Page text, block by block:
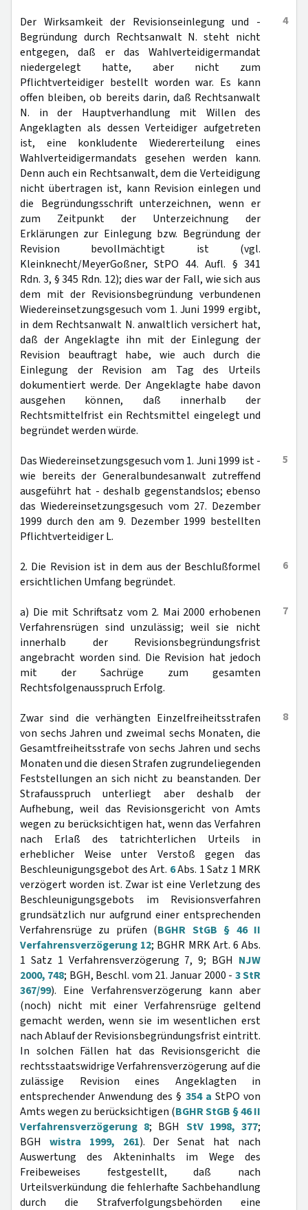
4
Der Wirksamkeit der Revisionseinlegung und -
Begründung durch Rechtsanwalt N. steht nicht
entgegen, daß er das Wahlverteidigermandat
niedergelegt hatte, aber nicht zum
Pflichtverteidiger bestellt worden war. Es kann
offen bleiben, ob bereits darin, daß Rechtsanwalt
N. in der Hauptverhandlung mit Willen des
Angeklagten als dessen Verteidiger aufgetreten
ist, eine konkludente Wiedererteilung eines
Wahlverteidigermandats gesehen werden kann.
Denn auch ein Rechtsanwalt, dem die Verteidigung
nicht übertragen ist, kann Revision einlegen und
die Begründungsschrift unterzeichnen, wenn er
zum Zeitpunkt der Unterzeichnung der
Erklärungen zur Einlegung bzw. Begründung der
Revision bevollmächtigt ist (vgl.
Kleinknecht/MeyerGoßner, StPO 44. Aufl. § 341
Rdn. 3, § 345 Rdn. 12); dies war der Fall, wie sich aus
dem mit der Revisionsbegründung verbundenen
Wiedereinsetzungsgesuch vom 1. Juni 1999 ergibt,
in dem Rechtsanwalt N. anwaltlich versichert hat,
daß der Angeklagte ihn mit der Einlegung der
Revision beauftragt habe, wie auch durch die
Einlegung der Revision am Tag des Urteils
dokumentiert werde. Der Angeklagte habe davon
ausgehen können, daß innerhalb der
Rechtsmittelfrist ein Rechtsmittel eingelegt und
begründet werden würde.
5
Das Wiedereinsetzungsgesuch vom 1. Juni 1999 ist -
wie bereits der Generalbundesanwalt zutreffend
ausgeführt hat - deshalb gegenstandslos; ebenso
das Wiedereinsetzungsgesuch vom 27. Dezember
1999 durch den am 9. Dezember 1999 bestellten
Pflichtverteidiger L.
6
2. Die Revision ist in dem aus der Beschlußformel
ersichtlichen Umfang begründet.
7
a) Die mit Schriftsatz vom 2. Mai 2000 erhobenen
Verfahrensrügen sind unzulässig; weil sie nicht
innerhalb der Revisionsbegründungsfrist
angebracht worden sind. Die Revision hat jedoch
mit der Sachrüge zum gesamten
Rechtsfolgenausspruch Erfolg.
8
Zwar sind die verhängten Einzelfreiheitsstrafen
von sechs Jahren und zweimal sechs Monaten, die
Gesamtfreiheitsstrafe von sechs Jahren und sechs
Monaten und die diesen Strafen zugrundeliegenden
Feststellungen an sich nicht zu beanstanden. Der
Strafausspruch unterliegt aber deshalb der
Aufhebung, weil das Revisionsgericht von Amts
wegen zu berücksichtigen hat, wenn das Verfahren
nach Erlaß des tatrichterlichen Urteils in
erheblicher Weise unter Verstoß gegen das
Beschleunigungsgebot des Art. 6Abs. 1 Satz 1 MRK
verzögert worden ist. Zwar ist eine Verletzung des
Beschleunigungsgebots im Revisionsverfahren
grundsätzlich nur aufgrund einer entsprechenden
Verfahrensrüge zu prüfen (BGHR StGB § 46 II
Verfahrensverzögerung 12; BGHR MRK Art. 6 Abs.
1 Satz 1 Verfahrensverzögerung 7, 9; BGH NJW
2000, 748; BGH, Beschl. vom 21. Januar 2000 - 3 StR
367/99). Eine Verfahrensverzögerung kann aber
(noch) nicht mit einer Verfahrensrüge geltend
gemacht werden, wenn sie im wesentlichen erst
nach Ablauf der Revisionsbegründungsfrist eintritt.
In solchen Fällen hat das Revisionsgericht die
rechtsstaatswidrige Verfahrensverzögerung auf die
zulässige Revision eines Angeklagten in
entsprechender Anwendung des § 354 a StPO von
Amts wegen zu berücksichtigen (BGHR StGB § 46 II
Verfahrensverzögerung 8; BGH StV 1998, 377;
BGH wistra 1999, 261). Der Senat hat nach
Auswertung des Akteninhalts im Wege des
Freibeweises festgestellt, daß nach
Urteilsverkündung die fehlerhafte Sachbehandlung
durch die Strafverfolgungsbehörden eine